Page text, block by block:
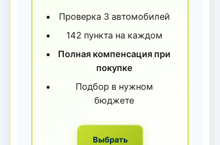
Проверка 3 автомобилей
142 пункта на каждом
Полная компенсация при
покупке
Подбор в нужном
бюджете
Выбрать